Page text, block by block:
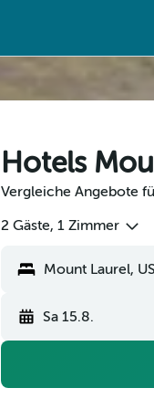
Hotels
Vergleiche Angebote
2 Gäste, 1 Zimmer
Sa 15.8.